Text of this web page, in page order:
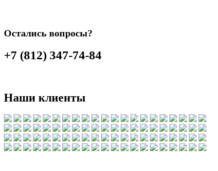
Остались вопросы?
+7 (812) 347-74-84
Наши клиенты